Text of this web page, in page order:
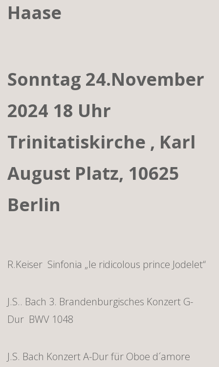
Haase
Sonntag 24.November
2024 18 Uhr
Trinitatiskirche , Karl
August Platz, 10625
Berlin
R.Keiser Sinfonia „le ridicolous prince Jodelet“
J.S.. Bach 3. Brandenburgisches Konzert G-
Dur BWV 1048
J.S. Bach Konzert A-Dur für Oboe d´amore